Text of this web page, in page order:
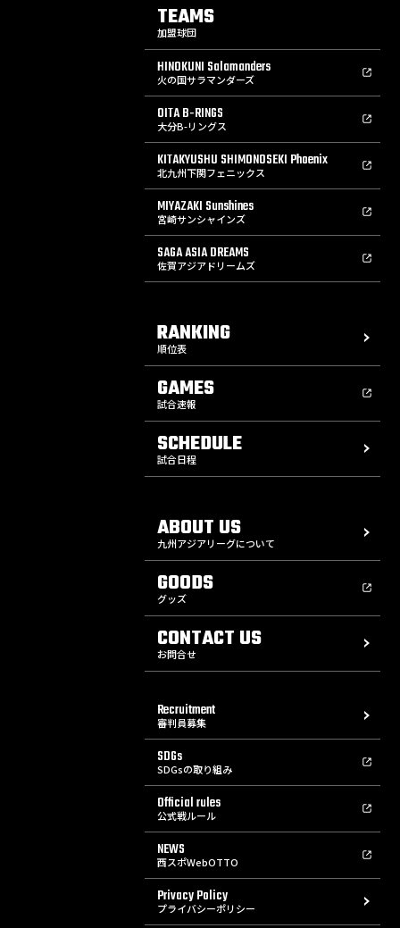
TEAMS
加盟球団
HINOKUNI Salamanders
火の国サラマンダーズ
OITA B-RINGS
大分B-リングス
KITAKYUSHU SHIMONOSEKI Phoenix
北九州下関フェニックス
MIYAZAKI Sunshines
宮崎サンシャインズ
SAGA ASIA DREAMS
佐賀アジアドリームズ
RANKING
順位表
GAMES
試合速報
SCHEDULE
試合日程
ABOUT US
九州アジアリーグについて
GOODS
グッズ
CONTACT US
お問合せ
Recruitment
審判員募集
SDGs
SDGsの取り組み
Official rules
公式戦ルール
NEWS
西スポWebOTTO
Privacy Policy
プライバシーポリシー